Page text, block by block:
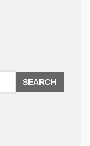
SEARCH